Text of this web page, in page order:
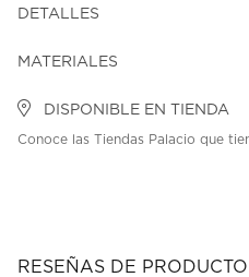
DETALLES
MATERIALES
DISPONIBLE EN TIENDA
Conoce las Tiendas Palacio que
RESEÑAS DE PRODUCTO